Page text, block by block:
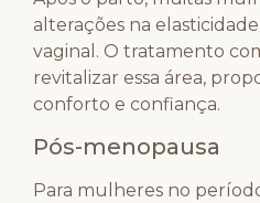
alterações na
vaginal. O tratamento
revitalizar essa área,
conforto e confiança.
Pós-menopausa
Para mulheres no